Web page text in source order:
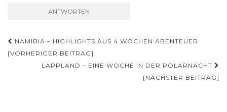
Beitragsnavigation
NAMIBIA – HIGHLIGHTS AUS 4 WOCHEN ABENTEUER
[VORHERIGER BEITRAG]
LAPPLAND – EINE WOCHE IN DER POLARNACHT
[NÄCHSTER BEITRAG]